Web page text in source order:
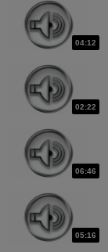
04:12
02:22
06:46
05:16